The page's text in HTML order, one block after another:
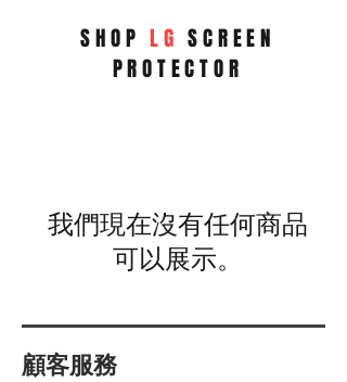
SHOP LG SCREEN
PROTECTOR
我們現在沒有任何商品
可以展示。
顧客服務